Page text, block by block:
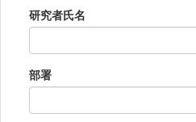
研究者氏名
部署